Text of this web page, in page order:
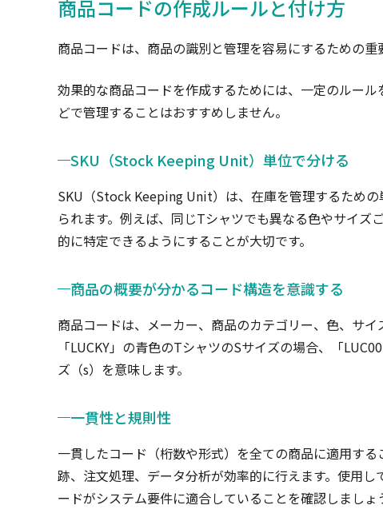
商品コードの作成ルールと付け方
商品コードは、商品の識別と管理を容易にするための重
効果的な商品コードを作成するためには、一定のルー
どで管理することはおすすめしません。
SKU（Stock Keeping Unit）単位で分ける
SKU（Stock Keeping Unit）は、在庫を管理するため
られます。例えば、同じTシャツでも異なる色やサイズ
的に特定できるようにすることが大切です。
商品の概要が分かるコード構造を意識する
商品コードは、メーカー、商品のカテゴリー、色、サ
「LUCKY」の青色のTシャツのSサイズの場合、「
ズ（s）を意味します。
一貫性と規則性
一貫したコード（桁数や形式）を全ての商品に適用す
跡、注文処理、データ分析が効率的に行えます。使用し
ードがシステム要件に適合していることを確認しましょ